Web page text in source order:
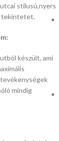
utcai stílusú,nyers
tekintetet.
készült, ami
mindig